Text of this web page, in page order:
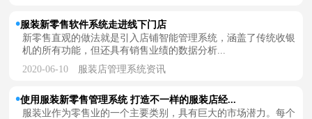
服装新零售软件系统走进线下门店
新零售直观的做法就是引入店铺智能管理系统，涵盖了传统收银
机的所有功能，但还具有销售业绩的数据分析...
2020-06-10 服装店管理系统资讯
使用服装新零售管理系统 打造不一样的服装店经...
服装业作为零售业的一个主要类别，具有巨大的市场潜力。每个